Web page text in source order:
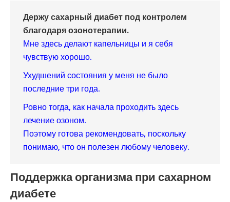
Держу сахарный диабет под контролем
благодаря озонотерапии.
Мне здесь делают капельницы и я себя
чувствую хорошо.
Ухудшений состояния у меня не было
последние три года.
Ровно тогда, как начала проходить здесь
лечение озоном.
Поэтому готова рекомендовать, поскольку
понимаю, что он полезен любому человеку.
Поддержка организма при сахарном
диабете